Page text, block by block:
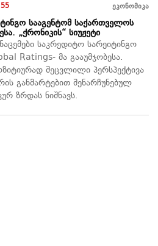
ეკონომიკა
სააგენტომ საქართველოს
„ქრონიკის“ სიუჟეტი
საკრედიტო სარეიტინგო
Ratings- მა გააუმჯობესა.
შეცვლილი პერსპექტივა
განმარტებით შენარჩუნებულ
ზრდას ნიშნავს.